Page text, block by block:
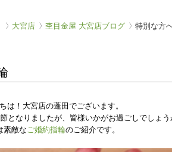
大宮店 杢目金屋 大宮店ブログ 特別な方
は！大宮店の蓬田でございます。
となりましたが、 皆様いかがお過ごしでしょう
素敵な ご婚約指輪のご紹介です。